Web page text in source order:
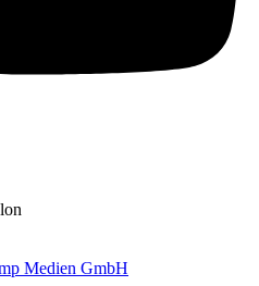
Medien GmbH